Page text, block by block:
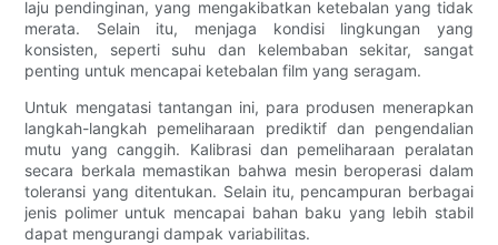
laju pendinginan, yang mengakibatkan ketebalan yang tidak
merata. Selain itu, menjaga kondisi lingkungan yang
konsisten, seperti suhu dan kelembaban sekitar, sangat
penting untuk mencapai ketebalan film yang seragam.
Untuk mengatasi tantangan ini, para produsen menerapkan
langkah-langkah pemeliharaan prediktif dan pengendalian
mutu yang canggih. Kalibrasi dan pemeliharaan peralatan
secara berkala memastikan bahwa mesin beroperasi dalam
toleransi yang ditentukan. Selain itu, pencampuran berbagai
jenis polimer untuk mencapai bahan baku yang lebih stabil
dapat mengurangi dampak variabilitas.